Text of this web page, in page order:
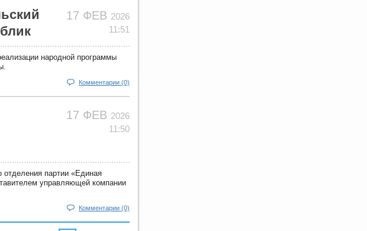
17 ФЕВ 2026
11:51
народной программы
Комментарии (0)
17 ФЕВ 2026
11:50
партии «Единая
управляющей компании
Комментарии (0)